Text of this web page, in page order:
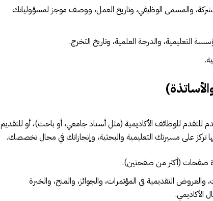
والمسمى الوظيفي، وتاريخ العمل، ووصف موجز لمسؤولياتك
التعليمية، والدرجة العلمية، وتاريخ التخرج.
للتقدم للوظائف الأكاديمية (مثل أستاذ جامعي، أو باحث)، أو للتقديم
تركز على مسيرتك التعليمية والبحثية، وإنجازاتك في مجال تخصصك.
صفحات (أكثر من صفحتين).
التقديمية في المؤتمرات، والجوائز، والمنح، والخبرة
الأكاديمي.